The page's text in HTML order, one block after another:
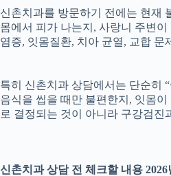
신촌치과를 방문하기 전에는 현재
몸에서 피가 나는지, 사랑니 주변
염증, 잇몸질환, 치아 균열, 교합
특히 신촌치과 상담에서는 단순히
음식을 씹을 때만 불편한지, 잇몸
로 결정되는 것이 아니라 구강검
신촌치과 상담 전 체크할 내용 2026